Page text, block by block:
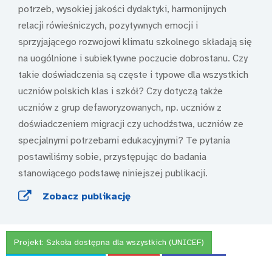
potrzeb, wysokiej jakości dydaktyki, harmonijnych
relacji rówieśniczych, pozytywnych emocji i
sprzyjającego rozwojowi klimatu szkolnego składają się
na uogólnione i subiektywne poczucie dobrostanu. Czy
takie doświadczenia są częste i typowe dla wszystkich
uczniów polskich klas i szkół? Czy dotyczą także
uczniów z grup defaworyzowanych, np. uczniów z
doświadczeniem migracji czy uchodźstwa, uczniów ze
specjalnymi potrzebami edukacyjnymi? Te pytania
postawiliśmy sobie, przystępując do badania
stanowiącego podstawę niniejszej publikacji.
Zobacz publikację
Projekt: Szkoła dostępna dla wszystkich (UNICEF)